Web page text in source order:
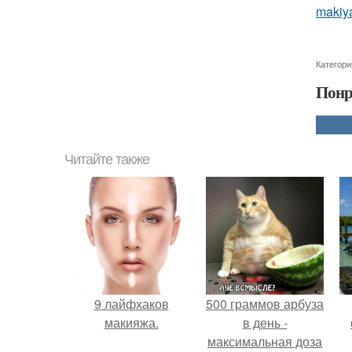
Читайте также
9 лайфхаков
макияжа.
500 граммов арбуза
в день -
максимальная доза